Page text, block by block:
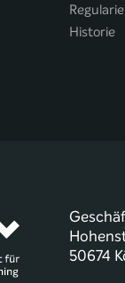
Historie
50674